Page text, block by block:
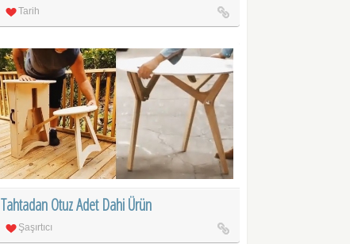
Tarih
Tahtadan Otuz Adet Dahi Ürün
Şaşırtıcı